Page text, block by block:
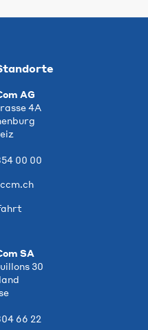
AG
4A
00 00
SA
30
66 22